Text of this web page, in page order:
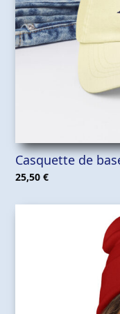
Casquette de
25,50€